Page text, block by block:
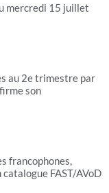
mercredi 15 juillet
au 2e trimestre par
son
francophones,
FAST/AVoD